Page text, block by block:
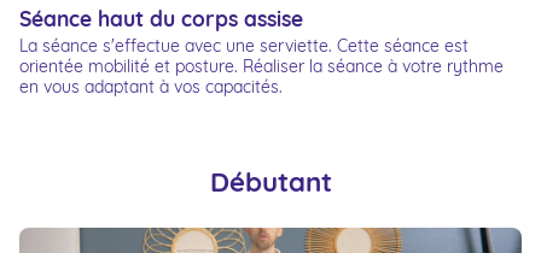
Séance haut du corps assise
La séance s'effectue avec une serviette. Cette séance est
orientée mobilité et posture. Réaliser la séance à votre rythme
en vous adaptant à vos capacités.
Débutant